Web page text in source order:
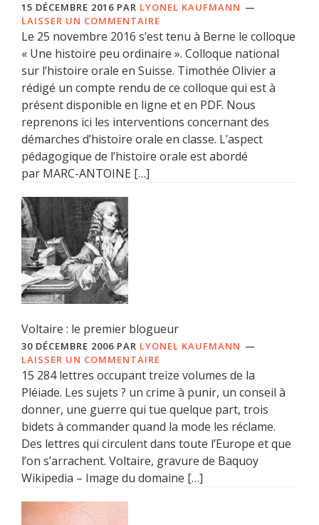
15 DÉCEMBRE 2016 PAR LYONEL KAUFMANN
LAISSER UN COMMENTAIRE
Le 25 novembre 2016 s’est tenu à Berne le colloque
« Une histoire peu ordinaire ». Colloque national
sur l’histoire orale en Suisse. Timothée Olivier a
rédigé un compte rendu de ce colloque qui est à
présent disponible en ligne et en PDF. Nous
reprenons ici les interventions concernant des
démarches d’histoire orale en classe. L’aspect
pédagogique de l’histoire orale est abordé
par MARC-ANTOINE […]
Voltaire : le premier blogueur
30 DÉCEMBRE 2006 PAR LYONEL KAUFMANN
LAISSER UN COMMENTAIRE
15 284 lettres occupant treize volumes de la
Pléiade. Les sujets ? un crime à punir, un conseil à
donner, une guerre qui tue quelque part, trois
bidets à commander quand la mode les réclame.
Des lettres qui circulent dans toute l’Europe et que
l’on s’arrachent. Voltaire, gravure de Baquoy
Wikipedia – Image du domaine […]